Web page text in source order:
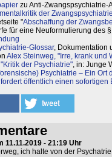
zu Anti-Zwangspsychiatrie-
der Zwangspsychiatrie
"Abschaffung der
für eine Neuformulierung des
Glossar, Dokumentation
Alex Steinweg, "Irre, krank und
der Psychiatrie", in: Junge
Psychiatrie – Ein Ort
fordert öffentlich einen sofortigen
11.11.2019 - 21:19 Uhr
ich halte von der